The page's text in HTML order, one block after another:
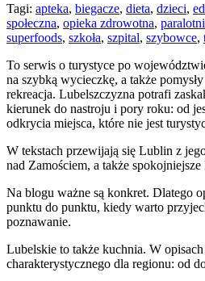
Tagi: apteka, biegacze, dieta, dzieci,
społeczna, opieka zdrowotna,
superfoods, szkoła, szpital, szybowce,
To serwis o turystyce po
na szybką wycieczkę, a także
rekreacja. Lubelszczyzna potrafi
kierunek do nastroju i pory roku: od
odkrycia miejsca, które nie jest
W tekstach przewijają się Lublin z
nad Zamościem, a także
Na blogu ważne są konkret. Dlatego
punktu do punktu, kiedy warto
poznawanie.
Lubelskie to także kuchnia. W
charakterystycznego dla regionu: od